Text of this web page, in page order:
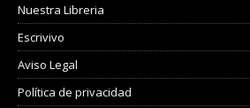
Nuestra Libreria
Escrivivo
Aviso Legal
Política de privacidad